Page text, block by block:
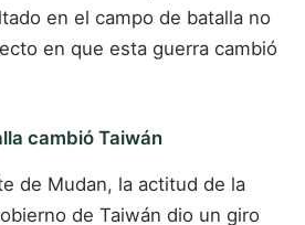
en el campo de batalla no
en que esta guerra cambió
cambió Taiwán
de Mudan, la actitud de la
de Taiwán dio un giro